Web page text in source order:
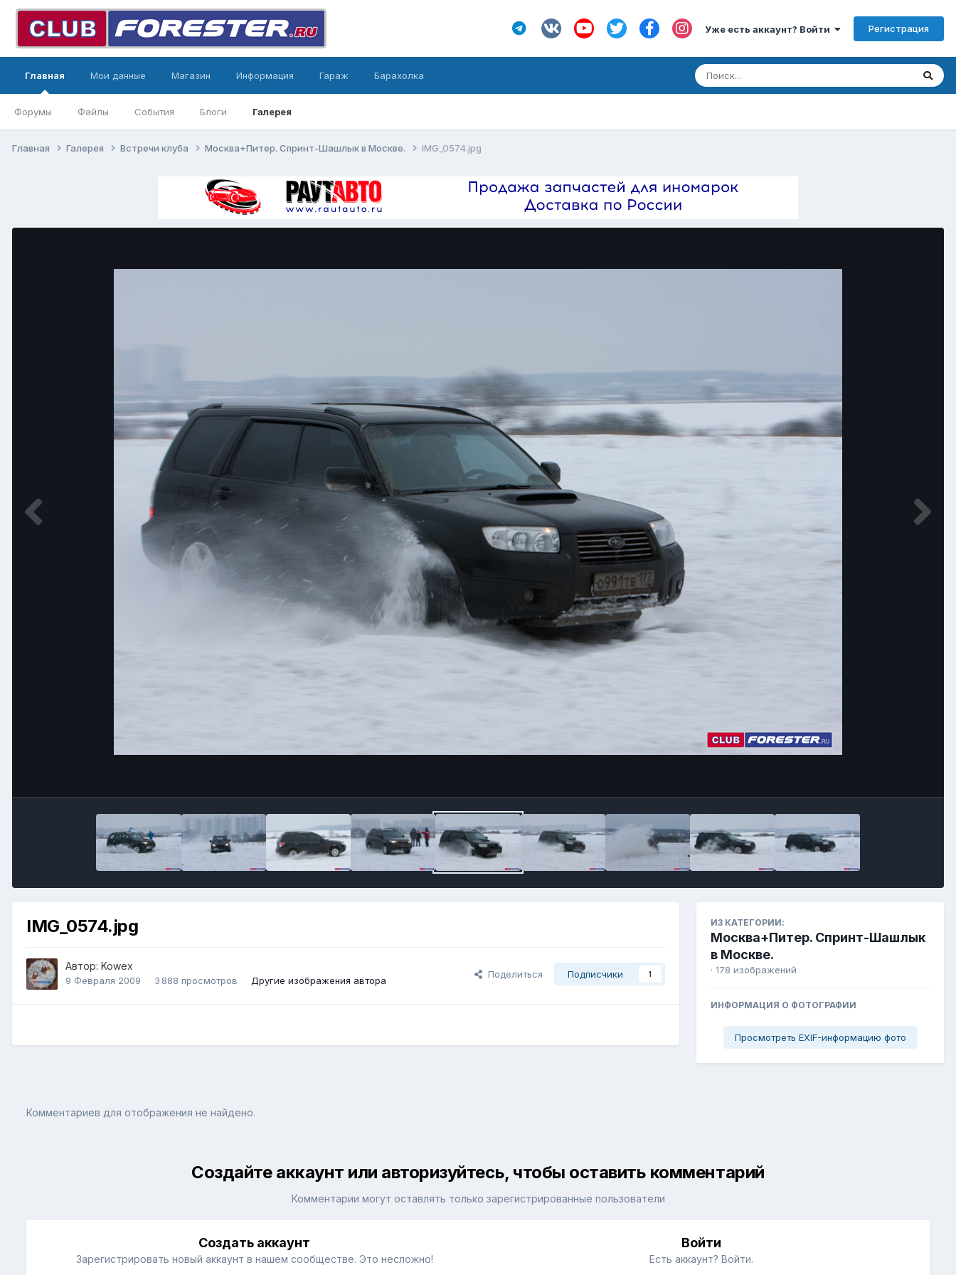
Уже есть аккаунт? Войти Регистрация
Главная
Форумы Файлы События Блоги Галерея
Мои данные Магазин Информация Гараж Барахолка
Главная Галерея Встречи клуба Москва+Питер. Спринт-Шашлык в Москве. IMG_0574.jpg
IMG_0574.jpg
Автор: Kowex
9 Февраля 2009 3 888 просмотров Другие изображения автора
Поделиться Подписчики 1
ИЗ КАТЕГОРИИ:
Москва+Питер. Спринт-Шашлык
в Москве.
· 178 изображений
ИНФОРМАЦИЯ О ФОТОГРАФИИ
Просмотреть EXIF-информацию фото
Комментариев для отображения не найдено.
Создайте аккаунт или авторизуйтесь, чтобы оставить комментарий
Комментарии могут оставлять только зарегистрированные пользователи
Создать аккаунт
Зарегистрировать новый аккаунт в нашем сообществе. Это несложно!
Войти
Есть аккаунт? Войти.